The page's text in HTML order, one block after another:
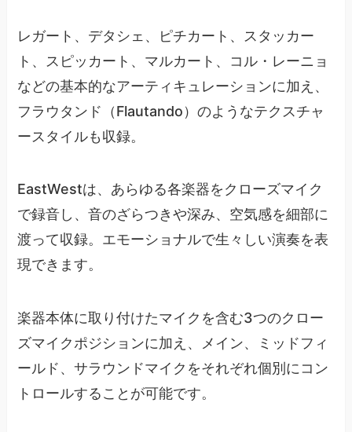
レガート、デタシェ、ピチカート、スタッカー
ト、スピッカート、マルカート、コル・レーニョ
などの基本的なアーティキュレーションに加え、
フラウタンド（Flautando）のようなテクスチャ
ースタイルも収録。
EastWestは、あらゆる各楽器をクローズマイク
で録音し、音のざらつきや深み、空気感を細部に
渡って収録。エモーショナルで生々しい演奏を表
現できます。
楽器本体に取り付けたマイクを含む3つのクロー
ズマイクポジションに加え、メイン、ミッドフィ
ールド、サラウンドマイクをそれぞれ個別にコン
トロールすることが可能です。